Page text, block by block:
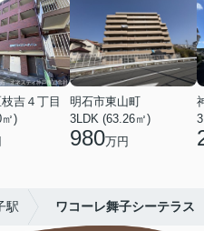
吉４丁目
)
明石市東山町
3LDK (63.26㎡)
980万円
駅 ワコーレ舞子シーテラス